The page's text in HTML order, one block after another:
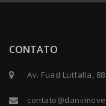
CONTATO
Av. Fuad Lutfalla,